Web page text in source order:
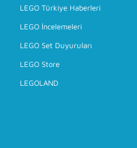
LEGO Türkiye Haberleri
LEGO İncelemeleri
LEGO Set Duyuruları
LEGO Store
LEGOLAND